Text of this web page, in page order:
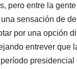
pero entre la
sensación de
por una opción
entrever que
presidencial